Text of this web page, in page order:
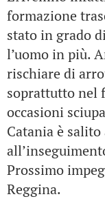
formazione
stato in grado
l’uomo in più.
rischiare di
soprattutto nel
occasioni
Catania è
Prossimo
Reggina.